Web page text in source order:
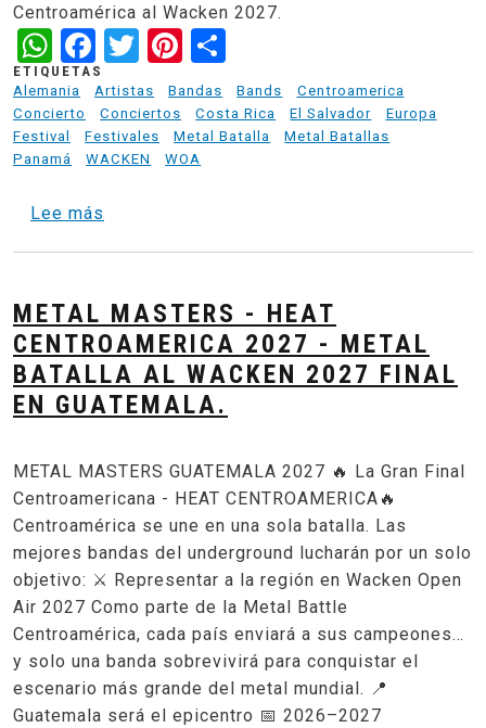
Centroamérica al Wacken 2027.
WhatsApp
Facebook
TwitterPinterest
ETIQUETAS
Alemania
Artistas Bandas Bands
Centroamerica
Concierto
Conciertos Costa Rica El Salvador
Europa
Festival
Festivales Metal Batalla
Metal Batallas
Panamá
WACKEN WOA
Lee más
METAL MASTERS - HEAT
CENTROAMERICA 2027 - METAL
BATALLA AL WACKEN 2027 FINAL
EN GUATEMALA.
METAL MASTERS GUATEMALA 2027 🔥 La Gran Final
Centroamericana - HEAT CENTROAMERICA🔥
Centroamérica se une en una sola batalla. Las
mejores bandas del underground lucharán por un solo
objetivo: ⚔️ Representar a la región en Wacken Open
Air 2027 Como parte de la Metal Battle
Centroamérica, cada país enviará a sus campeones…
y solo una banda sobrevivirá para conquistar el
escenario más grande del metal mundial. 📍
Guatemala será el epicentro 📅 2026–2027